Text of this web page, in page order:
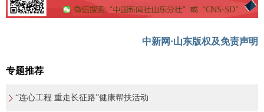
中新网·山东版权及免责声明
专题推荐
“连心工程 重走长征路”健康帮扶活动